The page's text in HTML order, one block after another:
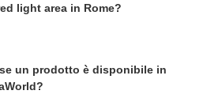
light area in Rome?
un prodotto è disponibile in